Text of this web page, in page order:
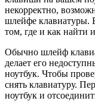
некорректно,
шлейфе клавиатуры.
том, где и как найти
Обычно шлейф
делает его
ноутбук. Чтобы
снять клавиатуру.
ноутбук и